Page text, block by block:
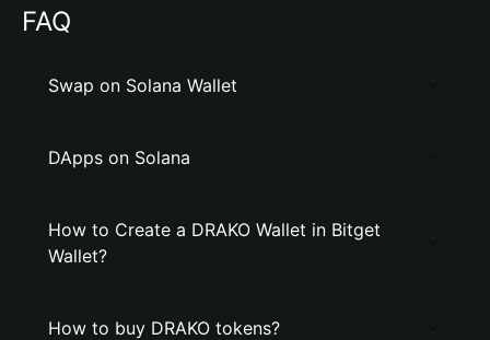
FAQ
Swap on Solana Wallet
DApps on Solana
How to Create a DRAKO Wallet in Bitget
Wallet?
How to buy DRAKO tokens?